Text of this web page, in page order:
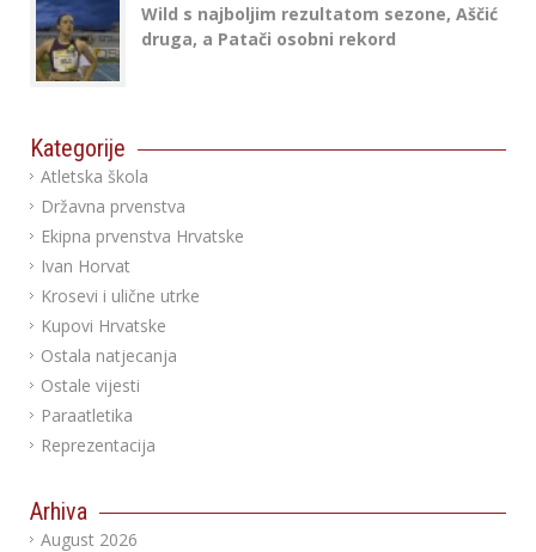
Wild s najboljim rezultatom sezone, Aščić
druga, a Patači osobni rekord
Kategorije
Atletska škola
Državna prvenstva
Ekipna prvenstva Hrvatske
Ivan Horvat
Krosevi i ulične utrke
Kupovi Hrvatske
Ostala natjecanja
Ostale vijesti
Paraatletika
Reprezentacija
Arhiva
August 2026